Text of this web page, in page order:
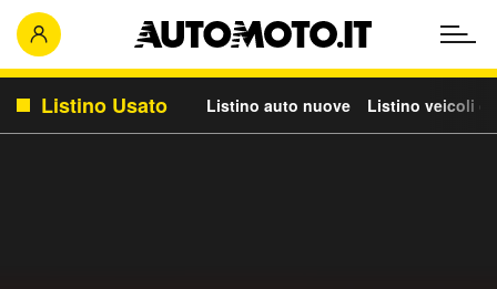
Listino Usato Listino auto nuove Listino veicoli